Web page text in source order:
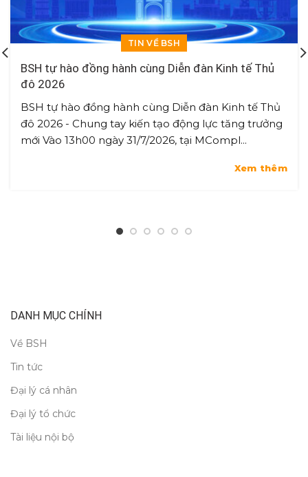
TIN VỀ BSH
BSH tự hào đồng hành cùng Diễn đàn Kinh tế Thủ
đô 2026
BSH tự hào đồng hành cùng Diễn đàn Kinh tế Thủ
đô 2026 - Chung tay kiến tạo động lực tăng trưởng
mới Vào 13h00 ngày 31/7/2026, tại MCompl...
Xem thêm
DANH MỤC CHÍNH
Về BSH
Tin tức
Đại lý cá nhân
Đại lý tổ chức
Tài liệu nội bộ